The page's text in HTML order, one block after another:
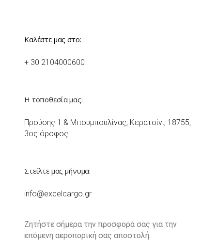
Καλέστε μας στο:
+ 30 2104000600
Η τοποθεσία μας:
Προύσης 1 & Μπουμπουλίνας, Κερατσίνι, 18755,
3ος όροφος
Στείλτε μας μήνυμα:
info@excelcargo.gr
Ζητήστε σήμερα την προσφορά σας για την
επόμενη αεροπορική σας αποστολή.